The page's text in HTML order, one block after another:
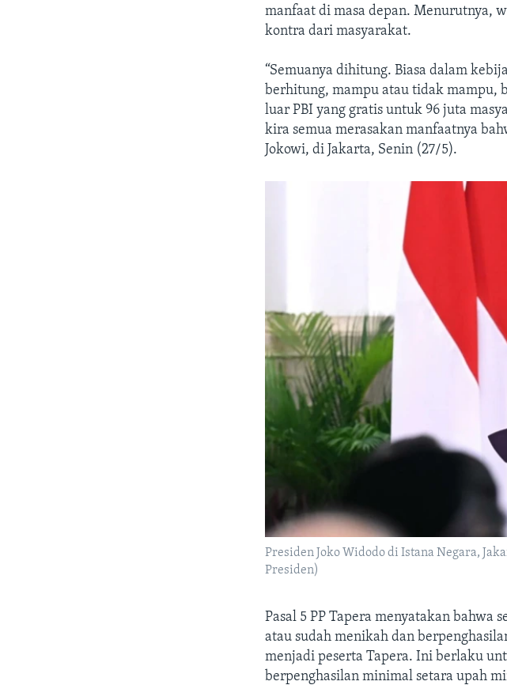
manfaat di masa depan. Menurutnya,
kontra dari masyarakat.
“Semuanya dihitung. Biasa dalam
berhitung, mampu atau tidak mampu,
luar PBI yang gratis untuk 96 juta
kira semua merasakan manfaatnya
Jokowi, di Jakarta, Senin (27/5).
Presiden Joko Widodo di Istana Negara,
Presiden)
Pasal 5 PP Tapera menyatakan
atau sudah menikah dan
menjadi peserta Tapera. Ini berlaku
berpenghasilan minimal setara upah